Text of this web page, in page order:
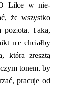
Lilce w nie-
że wszystko
Taka,
nie chciałby
która zresztą
tonem, by
pracuje od